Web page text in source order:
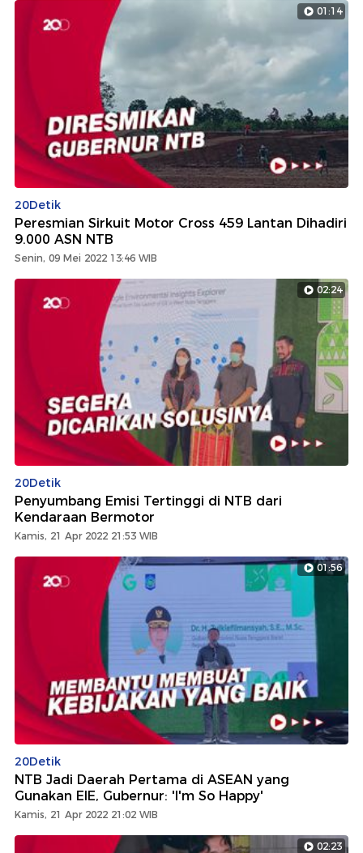
01:14
20Detik
Peresmian Sirkuit Motor Cross 459 Lantan Dihadiri
9.000 ASN NTB
Senin, 09 Mei 2022 13:46 WIB
02:24
20Detik
Penyumbang Emisi Tertinggi di NTB dari
Kendaraan Bermotor
Kamis, 21 Apr 2022 21:53 WIB
01:56
20Detik
NTB Jadi Daerah Pertama di ASEAN yang
Gunakan EIE, Gubernur: 'I'm So Happy'
Kamis, 21 Apr 2022 21:02 WIB
02:23